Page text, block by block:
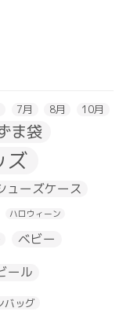
7月 8月 10月
ま袋
ズ
ューズケース
ハロウィーン
ベビー
ール
バッグ